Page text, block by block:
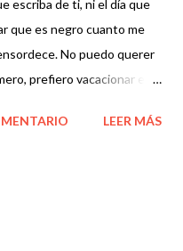
escriba de ti, ni el día que
que es negro cuanto me
No puedo querer
prefiero vacacionar en
El mio es el mismo drama
de las ardillas van
LEER MÁS